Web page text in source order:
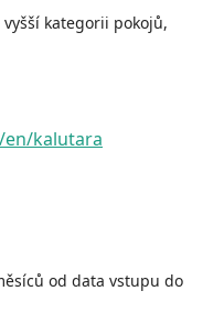
kategorii pokojů,
kalutara
od data vstupu do